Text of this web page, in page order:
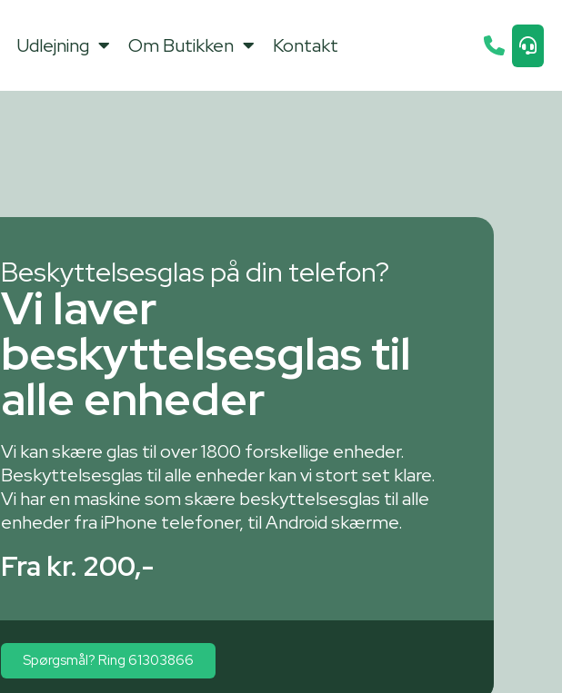
Udlejning Om Butikken Kontakt
Beskyttelsesglas på din telefon?
Vi laver
beskyttelsesglas til
alle enheder
Vi kan skære glas til over 1800 forskellige enheder.
Beskyttelsesglas til alle enheder kan vi stort set klare.
Vi har en maskine som skære beskyttelsesglas til alle
enheder fra iPhone telefoner, til Android skærme.
Fra kr. 200,-
Spørgsmål? Ring 61303866